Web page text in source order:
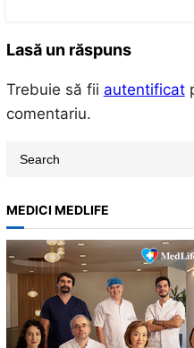
Lasă un răspuns
Trebuie să fii autentificat
comentariu.
r
c
h
MEDICI MEDLIFE